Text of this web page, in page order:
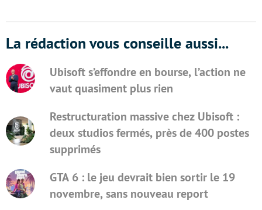
La rédaction vous conseille aussi...
Ubisoft s’effondre en bourse, l’action ne
vaut quasiment plus rien
Restructuration massive chez Ubisoft :
deux studios fermés, près de 400 postes
supprimés
GTA 6 : le jeu devrait bien sortir le 19
novembre, sans nouveau report